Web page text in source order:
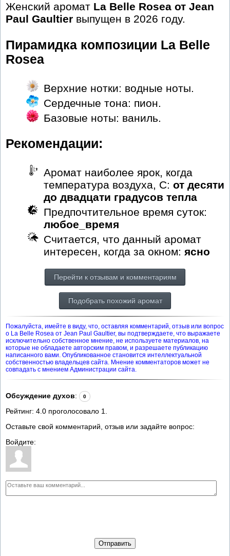
Женский аромат La Belle Rosea от Jean
Paul Gaultier выпущен в 2026 году.
Пирамидка композиции La Belle
Rosea
Верхние нотки: водные ноты.
Сердечные тона: пион.
Базовые ноты: ваниль.
Рекомендации:
Аромат наиболее ярок, когда
температура воздуха, С: от десяти
до двадцати градусов тепла
Предпочтительное время суток:
любое_время
Считается, что данный аромат
интересен, когда за окном: ясно
Перейти к отзывам и комментариям
Подобрать похожий аромат
Пожалуйста, имейте в виду, что, оставляя комментарий, отзыв или вопрос
о La Belle Rosea от Jean Paul Gaultier, вы подтверждаете, что выражаете
исключительно собственное мнение, не используете материалов, на
которые не обладаете авторским правом, и разрешаете публикацию
написанного вами. Опубликованное становится интеллектуальной
собственностью владельцев сайта. Мнение комментаторов может не
совпадать с мнением Администрации сайта.
Обсуждение духов: 0
Рейтинг: 4.0 проголосовало 1
Оставьте свой комментарий, отзыв или задайте вопрос:
Войдите:
Отправить